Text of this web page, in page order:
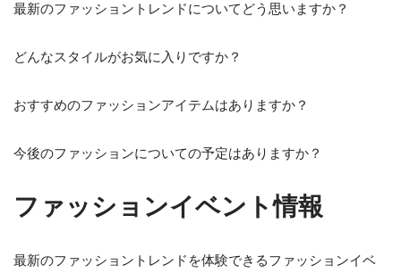
最新のファッショントレンドについてどう思いますか？
どんなスタイルがお気に入りですか？
おすすめのファッションアイテムはありますか？
今後のファッションについての予定はありますか？
ファッションイベント情報
最新のファッショントレンドを体験できるファッションイベ